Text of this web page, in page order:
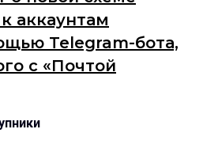
аккаунтам
Telegram-бота,
с «Почтой